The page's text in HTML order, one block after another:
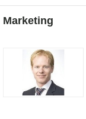
Marketing